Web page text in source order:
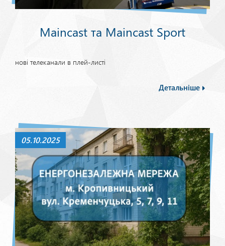
Maincast та Maincast Sport
нові телеканали в плей-листі
Детальніше
05.10.2025